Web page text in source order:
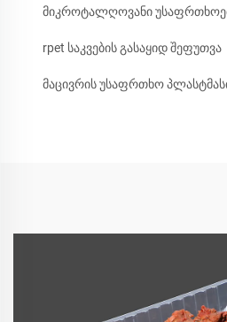
მიკროტალღოვანი
rpet საკვების გასაყიდ შეფუთვა
მაცივრის უსაფრთხო